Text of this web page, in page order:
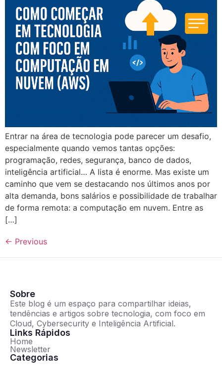
Entrar na área de tecnologia pode parecer um desafio,
especialmente quando vemos tantas opções:
programação, redes, segurança, banco de dados,
inteligência artificial… A lista é enorme. Mas existe um
caminho que vem se destacando nos últimos anos por
alta demanda, bons salários e possibilidade de trabalhar
de forma remota: a computação em nuvem. Entre as
[…]
← Previous
Sobre
Este blog é um espaço para compartilhar ideias,
tendências e artigos sobre tecnologia, com foco em
Cloud, Cybersecurity e Inteligência Artificial.
Links Rápidos
Home
Newsletter
Categorias